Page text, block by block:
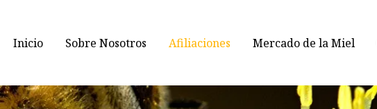
Inicio Sobre Nosotros Afiliaciones Mercado de la Miel